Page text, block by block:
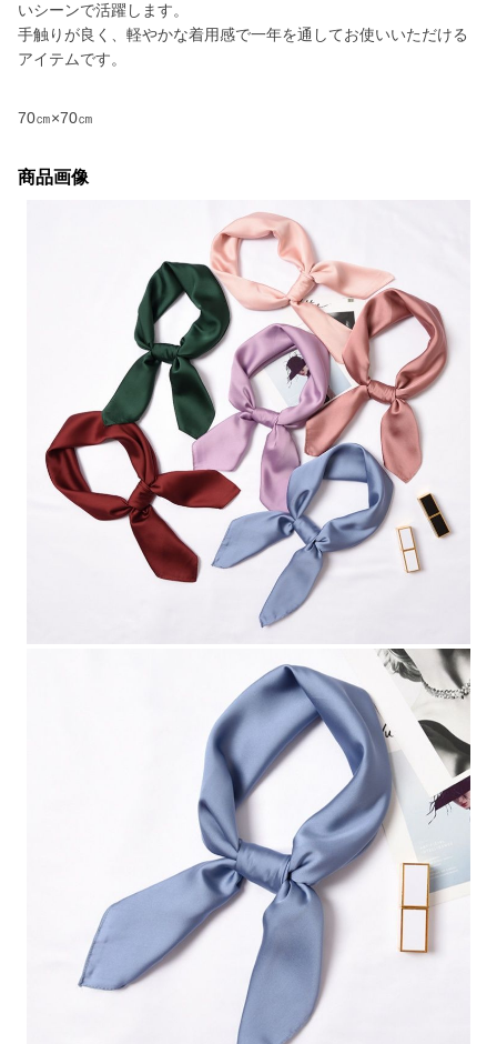
いシーンで活躍します。
手触りが良く、軽やかな着用感で一年を通してお使いいただける
アイテムです。
70㎝×70㎝
商品画像